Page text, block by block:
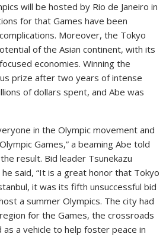
will be hosted by Rio de Janeiro in
for that Games have been
Moreover, the Tokyo
of the Asian continent, with its
economies. Winning the
prize after two years of intense
of dollars spent, and Abe was
in the Olympic movement and
Games,” a beaming Abe told
result. Bid leader Tsunekazu
said, “It is a great honor that Tokyo
it was its fifth unsuccessful bid
a summer Olympics. The city had
for the Games, the crossroads
as a vehicle to help foster peace in